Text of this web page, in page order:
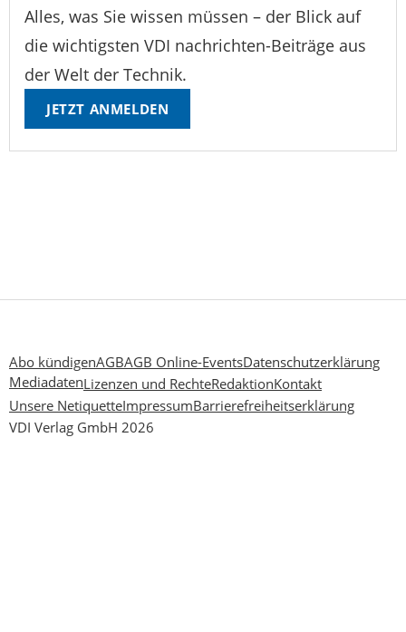
Alles, was Sie wissen müssen – der Blick auf
die wichtigsten VDI nachrichten-Beiträge aus
der Welt der Technik.
JETZT ANMELDEN
Abo kündigenAGBAGB Online-EventsDatenschutzerklärung
MediadatenLizenzen und RechteRedaktionKontakt
Unsere NetiquetteImpressumBarrierefreiheitserklärung
VDI Verlag GmbH 2026